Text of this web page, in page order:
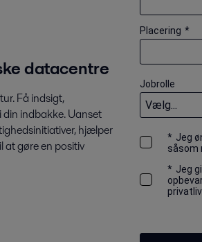
datacentre
Få indsigt,
indbakke. Uanset
hjælper
at gøre en positiv
*
Placering
Jobrolle
* Jeg
såsom
* Jeg